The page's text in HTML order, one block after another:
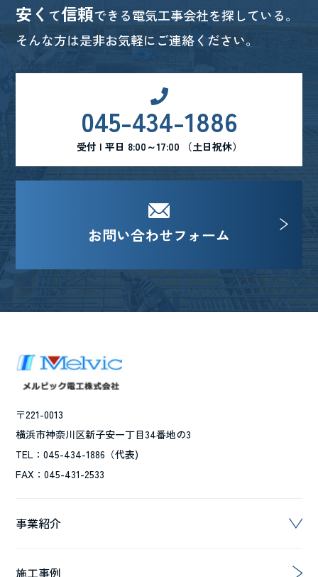
安く て信頼できる電気工事会社を探している。
そんな方は是非お気軽にご連絡ください。
045-434-1886
受付 | 平日 8:00～17:00 （土日祝休）
お問い合わせフォーム
〒221-0013
横浜市神奈川区新子安一丁目34番地の3
TEL：045-434-1886（代表)
FAX：045-431-2533
事業紹介
施工事例